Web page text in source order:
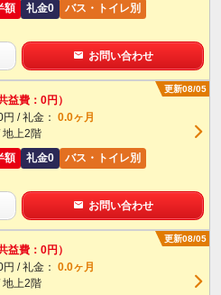
額
礼金0 バス・トイレ別
お問い合わせ
更新08/05
益費：0円）
/ 礼金： 0.0ヶ月
地上2階
額
礼金0 バス・トイレ別
お問い合わせ
更新08/05
益費：0円）
/ 礼金： 0.0ヶ月
地上2階